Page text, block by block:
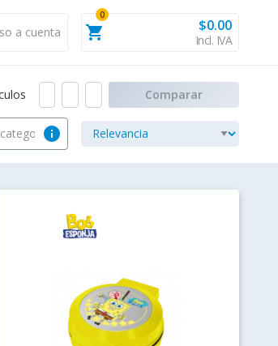
a cuenta shopping_cart
0
$0.00
Incl. IVA
Comparar
info